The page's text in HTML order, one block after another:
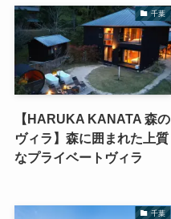
千葉
【HARUKA KANATA 森の
ヴィラ】森に囲まれた上質
なプライベートヴィラ
千葉